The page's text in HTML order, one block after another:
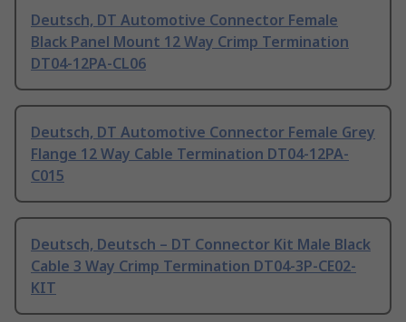
Deutsch, DT Automotive Connector Female
Black Panel Mount 12 Way Crimp Termination
DT04-12PA-CL06
Deutsch, DT Automotive Connector Female Grey
Flange 12 Way Cable Termination DT04-12PA-
C015
Deutsch, Deutsch – DT Connector Kit Male Black
Cable 3 Way Crimp Termination DT04-3P-CE02-
KIT